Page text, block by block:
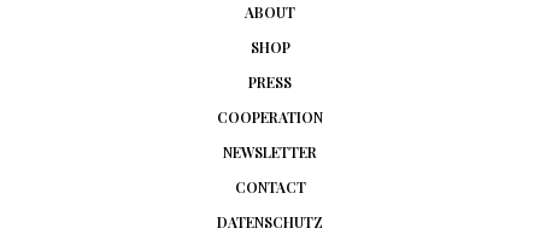
ABOUT
SHOP
PRESS
COOPERATION
NEWSLETTER
CONTACT
DATENSCHUTZ